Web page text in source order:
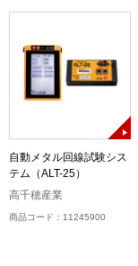
自動メタル回線試験シス
テム（ALT-25）
高千穂産業
商品コード：11245900